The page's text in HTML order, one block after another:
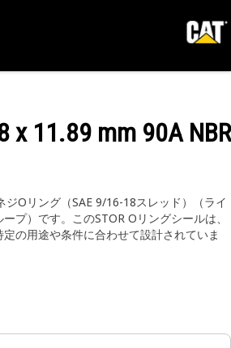
x 11.89 mm 90A NBR
Oリング（SAE 9/16-18スレッド）（ライ
プ）です。このSTOR Oリングシールは、
の用途や条件に合わせて設計されていま